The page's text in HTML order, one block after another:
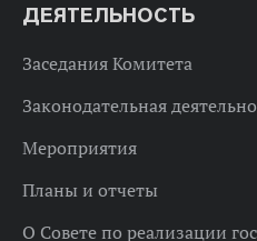
ДЕЯТЕЛЬНОСТЬ
Заседания Комитета
Законодательная
Мероприятия
Планы и отчеты
О Совете по реализации